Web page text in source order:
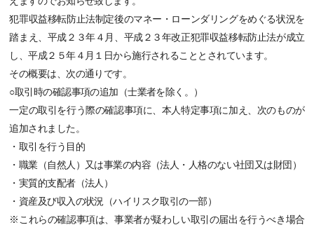
犯罪収益移転防止法制定後のマネー・ローンダリングをめぐる状況を
踏まえ、平成２３年４月、平成２３年改正犯罪収益移転防止法が成立
し、平成２５年４月１日から施行されることとされています。
その概要は、次の通りです。
○取引時の確認事項の追加（士業者を除く。）
一定の取引を行う際の確認事項に、本人特定事項に加え、次のものが
追加されました。
・取引を行う目的
・職業（自然人）又は事業の内容（法人・人格のない社団又は財団）
・実質的支配者（法人）
・資産及び収入の状況（ハイリスク取引の一部）
※これらの確認事項は、事業者が疑わしい取引の届出を行うべき場合